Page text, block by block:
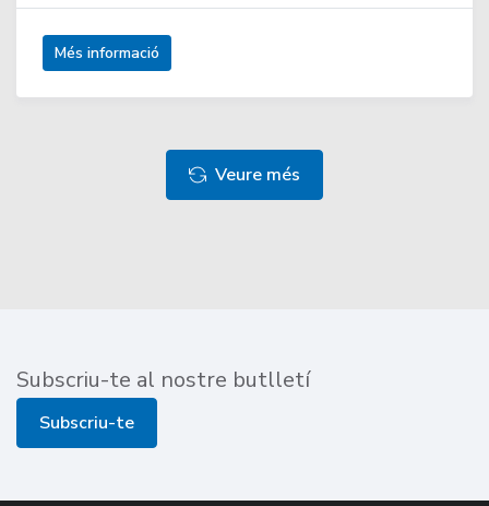
Més informació
Veure més
Subscriu-te al nostre butlletí
Subscriu-te